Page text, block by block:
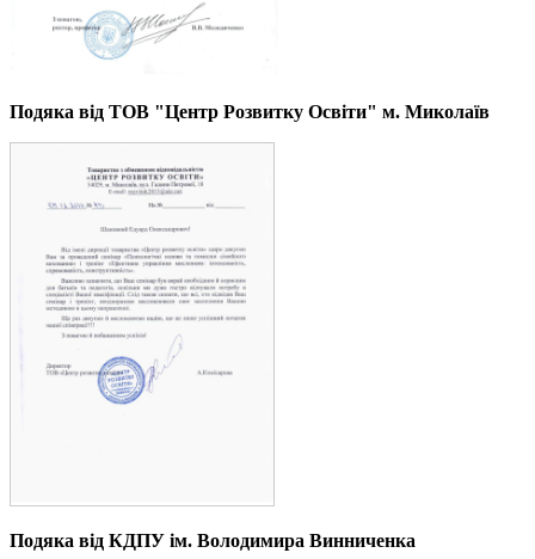
Подяка від ТОВ "Центр Розвитку Освіти" м. Миколаїв
Подяка від КДПУ ім. Володимира Винниченка